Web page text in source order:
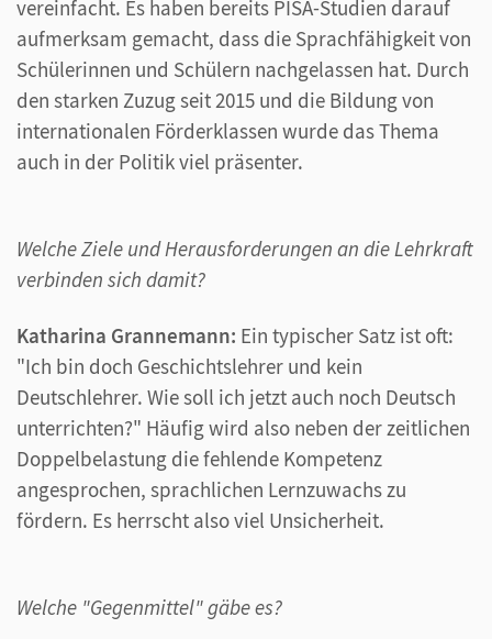
vereinfacht. Es haben bereits PISA-Studien darauf
aufmerksam gemacht, dass die Sprachfähigkeit von
Schülerinnen und Schülern nachgelassen hat. Durch
den starken Zuzug seit 2015 und die Bildung von
internationalen Förderklassen wurde das Thema
auch in der Politik viel präsenter.
Welche Ziele und Herausforderungen an die Lehrkraft
verbinden sich damit?
Katharina Grannemann: Ein typischer Satz ist oft:
"Ich bin doch Geschichtslehrer und kein
Deutschlehrer. Wie soll ich jetzt auch noch Deutsch
unterrichten?" Häufig wird also neben der zeitlichen
Doppelbelastung die fehlende Kompetenz
angesprochen, sprachlichen Lernzuwachs zu
fördern. Es herrscht also viel Unsicherheit.
Welche "Gegenmittel" gäbe es?